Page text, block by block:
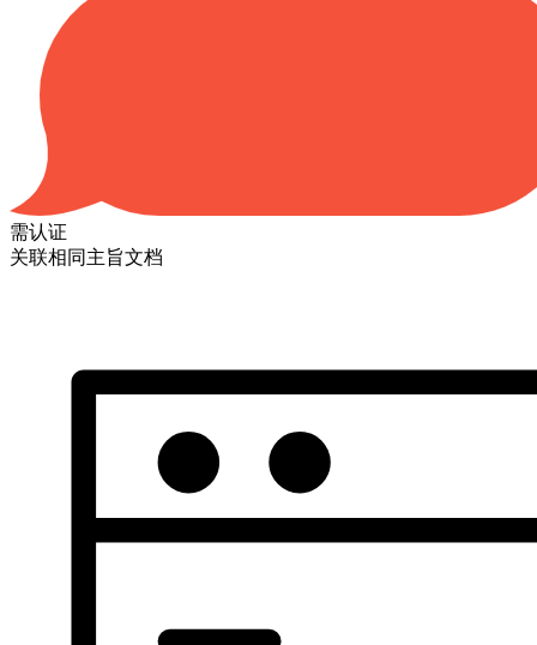
需认证
关联相同主旨文档